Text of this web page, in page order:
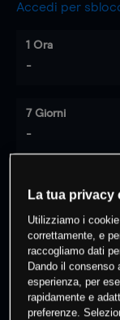
Accedi per
1 Ora
-
7 Giorni
-
0 % dei
questo
La tua privacy
Utilizziamo i
correttamente, e
raccogliamo dati
Dando il consenso
esperienza, per
rapidamente e
preferenze.